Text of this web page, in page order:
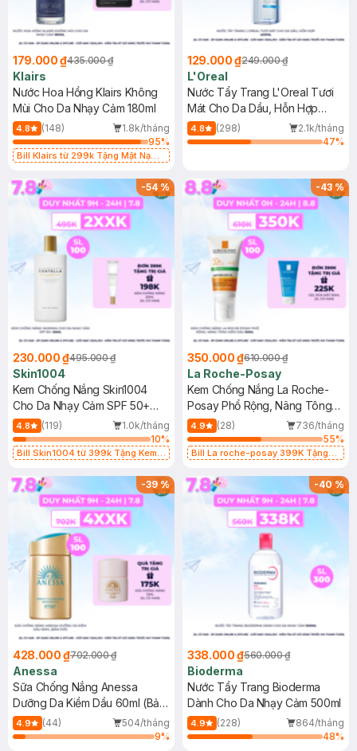
179.000 ₫435.000 ₫
Klairs
Nước Hoa Hồng Klairs Không
Mùi Cho Da Nhạy Cảm 180ml
4.8 (148)
1.8k/tháng
95%
Bill Klairs từ 299k Tặng Mặt Nạ
25ml (SL Có Hạn)
129.000 ₫249.000 ₫
L'Oreal
Nước Tẩy Trang L'Oreal Tươi
Mát Cho Da Dầu, Hỗn Hợp
400ml
4.8 (298)
2.1k/tháng
47%
-54%
230.000 ₫495.000 ₫
Skin1004
Kem Chống Nắng Skin1004
Cho Da Nhạy Cảm SPF 50+
50ml
4.8 (119)
1.0k/tháng
10%
Bill Skin1004 từ 399k Tặng Kem
SPF 50+ 20ml (SL Có Hạn)
-43%
350.000 ₫610.000 ₫
La Roche-Posay
Kem Chống Nắng La Roche-
Posay Phổ Rộng, Nâng Tông
Kiềm Dầu 50ml
4.9 (28)
736/tháng
55%
Bill La roche-posay 399K Tặng
(SL có hạn)
-39%
428.000 ₫702.000 ₫
Anessa
Sữa Chống Nắng Anessa
Dưỡng Da Kiềm Dầu 60ml (Bản
Mới)
4.9 (44)
504/tháng
9%
-40%
338.000 ₫560.000 ₫
Bioderma
Nước Tẩy Trang Bioderma
Dành Cho Da Nhạy Cảm 500ml
4.9 (228)
864/tháng
48%